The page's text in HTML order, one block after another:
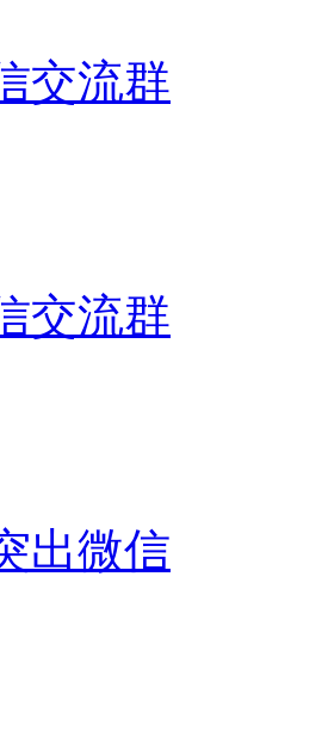
交流群
交流群
出微信